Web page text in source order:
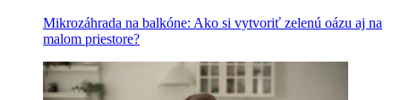
Mikrozáhrada na balkóne: Ako si vytvoriť zelenú oázu aj na
malom priestore?